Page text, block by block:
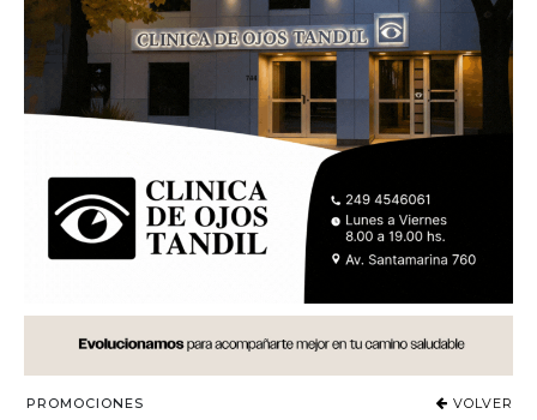
PROMOCIONES VOLVER